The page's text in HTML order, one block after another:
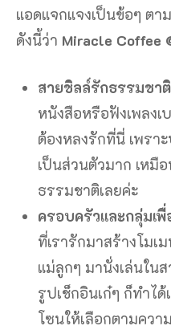
แอดแจกแจงเป็นข้อๆ ต
ดังนี้ว่า Miracle Coffee
สายชิลล์รักธรรมชาติ
หนังสือหรือฟังเพลงเ
ต้องหลงรักที่นี่ เพรา
เป็นส่วนตัวมาก เหมื
ธรรมชาติเลยค่ะ
ครอบครัวและกลุ่มเพื่
ที่เรารักมาสร้างโมเ
แม่ลูกๆ มานั่งเล่นใน
รูปเช็กอินเก๋ๆ ก็ทำไ
โซนให้เลือกตามควา